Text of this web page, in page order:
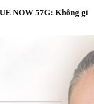
NOW 57G: Không gì